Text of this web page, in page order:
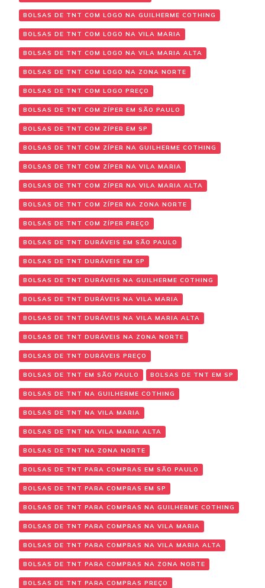
BOLSAS DE TNT COM LOGO NA GUILHERME COTHING
BOLSAS DE TNT COM LOGO NA VILA MARIA
BOLSAS DE TNT COM LOGO NA VILA MARIA ALTA
BOLSAS DE TNT COM LOGO NA ZONA NORTE
BOLSAS DE TNT COM LOGO PREÇO
BOLSAS DE TNT COM ZÍPER EM SÃO PAULO
BOLSAS DE TNT COM ZÍPER EM SP
BOLSAS DE TNT COM ZÍPER NA GUILHERME COTHING
BOLSAS DE TNT COM ZÍPER NA VILA MARIA
BOLSAS DE TNT COM ZÍPER NA VILA MARIA ALTA
BOLSAS DE TNT COM ZÍPER NA ZONA NORTE
BOLSAS DE TNT COM ZÍPER PREÇO
BOLSAS DE TNT DURÁVEIS EM SÃO PAULO
BOLSAS DE TNT DURÁVEIS EM SP
BOLSAS DE TNT DURÁVEIS NA GUILHERME COTHING
BOLSAS DE TNT DURÁVEIS NA VILA MARIA
BOLSAS DE TNT DURÁVEIS NA VILA MARIA ALTA
BOLSAS DE TNT DURÁVEIS NA ZONA NORTE
BOLSAS DE TNT DURÁVEIS PREÇO
BOLSAS DE TNT EM SÃO PAULO BOLSAS DE TNT EM SP
BOLSAS DE TNT NA GUILHERME COTHING
BOLSAS DE TNT NA VILA MARIA
BOLSAS DE TNT NA VILA MARIA ALTA
BOLSAS DE TNT NA ZONA NORTE
BOLSAS DE TNT PARA COMPRAS EM SÃO PAULO
BOLSAS DE TNT PARA COMPRAS EM SP
BOLSAS DE TNT PARA COMPRAS NA GUILHERME COTHING
BOLSAS DE TNT PARA COMPRAS NA VILA MARIA
BOLSAS DE TNT PARA COMPRAS NA VILA MARIA ALTA
BOLSAS DE TNT PARA COMPRAS NA ZONA NORTE
BOLSAS DE TNT PARA COMPRAS PREÇO